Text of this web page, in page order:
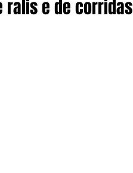
ralis e de corridas